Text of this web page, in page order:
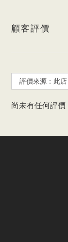
顧客評價
尚未有任何評價